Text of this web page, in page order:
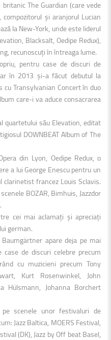
The Guardian (care vede
și aranjorul Lucian
la New-York, unde este liderul
Blacksalt, Oedipe Redux),
recunoscuți în întreaga lume.
pentru case de discuri de
în 2013 și-a făcut debutul la
cu Transylvanian Concert în duo
care-i va aduce consacrarea
quartetului său Elevation, editat
DOWNBEAT Album of The
din Lyon, Oedipe Redux, o
a lui George Enescu pentru un
francez Louis Sclavis.
BOZAR, Bimhuis, Jazzdor
cei mai aclamați și apreciați
german.
apare deja pe mai
de discuri celebre precum
cu muzicieni precum Tony
Kurt Rosenwinkel, John
Hülsmann, Johanna Borchert
scenele unor festivaluri de
Jazz Baltica, MOERS Festival,
(DK), Jazz by Off beat Basel,